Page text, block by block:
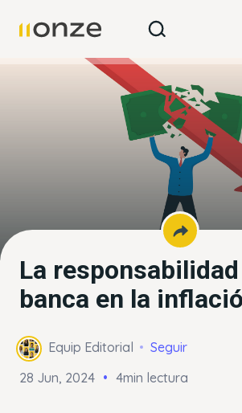
La
banca en la
Equip Editorial
Seguir
28 Jun, 2024
4min lectura